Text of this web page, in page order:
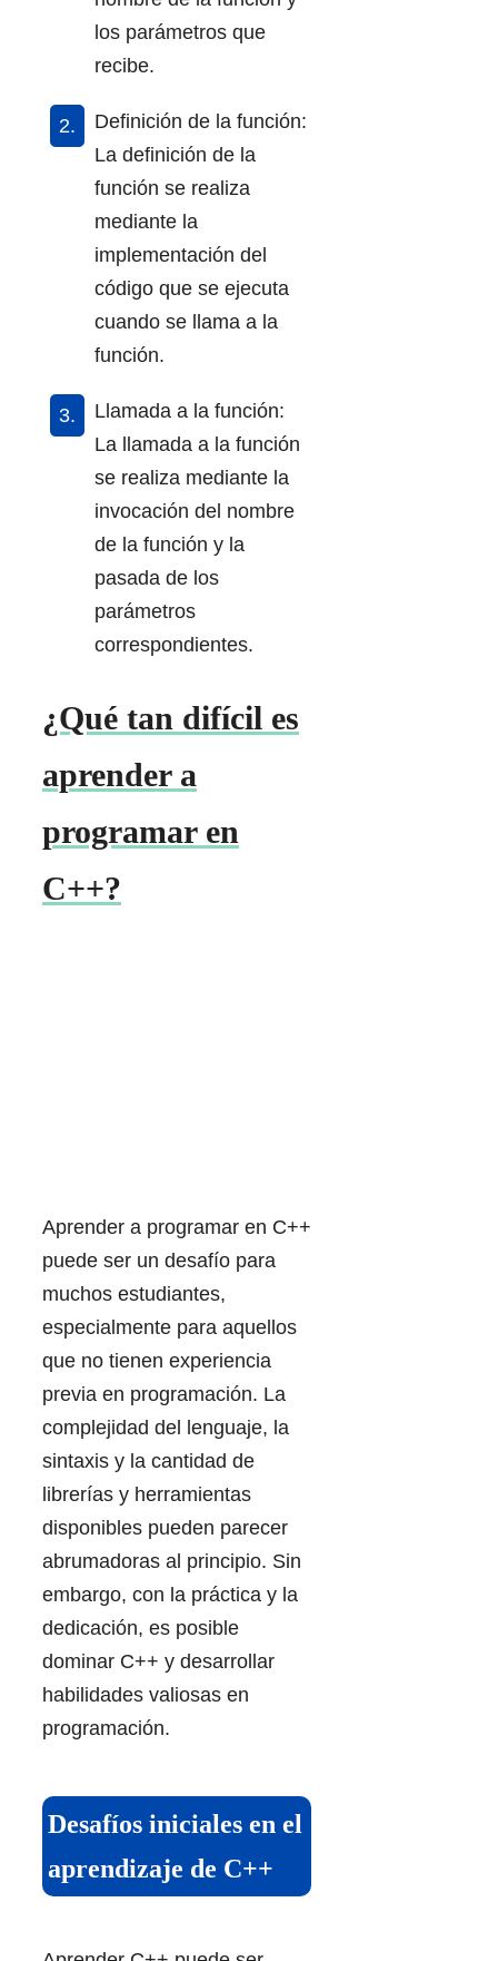
los parámetros que
recibe.
Definición de la función:
La definición de la
función se realiza
mediante la
implementación del
código que se ejecuta
cuando se llama a la
función.
Llamada a la función:
La llamada a la función
se realiza mediante la
invocación del nombre
de la función y la
pasada de los
parámetros
correspondientes.
¿Qué tan difícil es
aprender a
programar en
C++?
Aprender a programar en C++
puede ser un desafío para
muchos estudiantes,
especialmente para aquellos
que no tienen experiencia
previa en programación. La
complejidad del lenguaje, la
sintaxis y la cantidad de
librerías y herramientas
disponibles pueden parecer
abrumadoras al principio. Sin
embargo, con la práctica y la
dedicación, es posible
dominar C++ y desarrollar
habilidades valiosas en
programación.
Desafíos iniciales en el
aprendizaje de C++